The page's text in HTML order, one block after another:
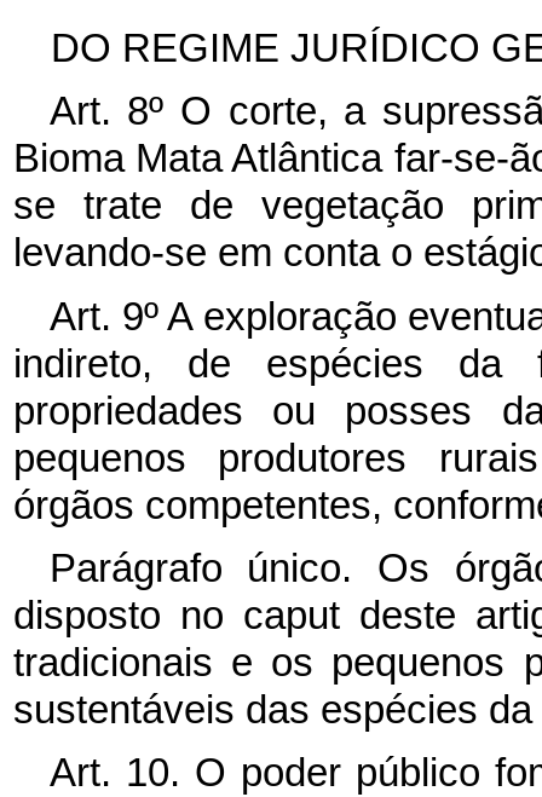
DO REGIME JURÍDICO
Art. 8º O corte, a
Bioma Mata Atlântica far-se-
se trate de vegetação
levando-se em conta o
Art. 9º A exploração
indireto, de espécies da
propriedades ou posses
pequenos produtores
órgãos competentes,
Parágrafo único. Os
disposto no caput deste
tradicionais e os pequenos
sustentáveis das espécies
Art. 10. O poder público